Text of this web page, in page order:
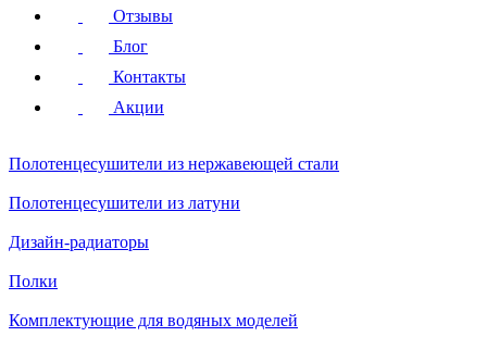
Отзывы
Блог
Контакты
Акции
Полотенцесушители из нержавеющей стали
Полотенцесушители из латуни
Дизайн-радиаторы
Полки
Комплектующие для водяных моделей